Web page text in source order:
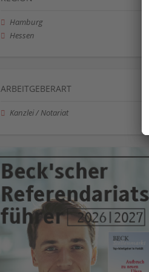
Hamburg
Hessen
ARBEITGEBERART
Kanzlei / Notariat